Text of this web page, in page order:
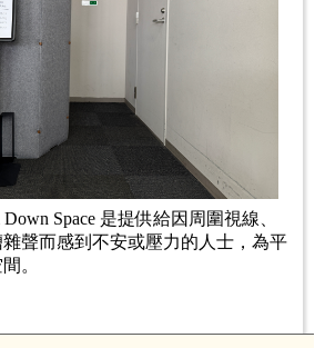
Space 是提供給因周圍視線、
聲而感到不安或壓力的人士，為平
。